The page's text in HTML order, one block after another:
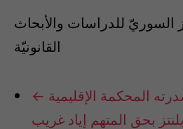
السوريّ للدراسات والأبحاث
القانونيّة
←
بحق المتهم إياد غريب